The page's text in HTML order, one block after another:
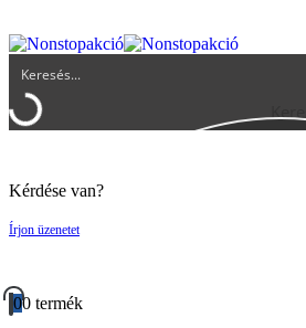
Kérdése van?
Írjon üzenetet
00 termék